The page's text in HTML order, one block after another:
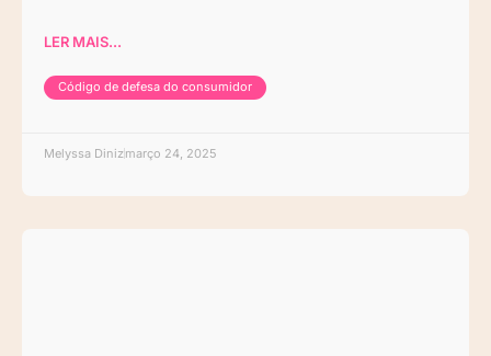
LER MAIS...
Código de defesa do consumidor
Melyssa Dinizmarço 24, 2025